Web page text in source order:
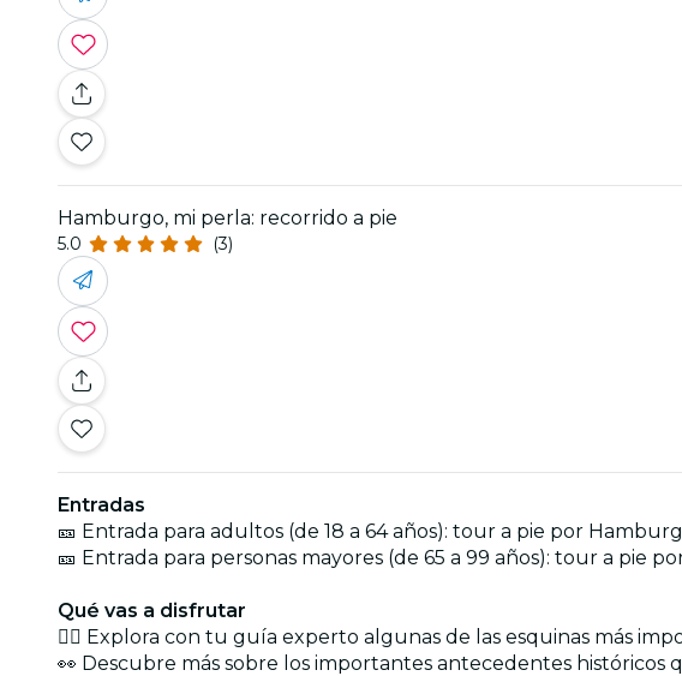
Hamburgo, mi perla: recorrido a pie
5.0 (3)
Entradas
🎫 Entrada para adultos (de 18 a 64 años): tour a pie por
🎫 Entrada para personas mayores (de 65 a 99 años): tour a pie
Qué vas a disfrutar
🙋‍♀️ Explora con tu guía experto algunas de las esquinas más
👀 Descubre más sobre los importantes antecedentes